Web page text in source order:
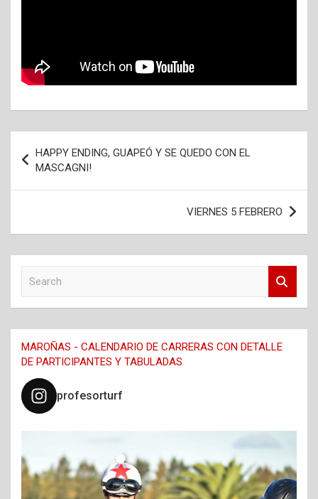
de
entradas
HAPPY ENDING, GUAPEÓ Y SE QUEDO CON EL
MASCAGNI!
VIERNES 5 FEBRERO
c
h
MAROÑAS - CALENDARIO DE CARRERAS CON DETALLE
DE PARTICIPANTES Y TABULADAS
profesorturf